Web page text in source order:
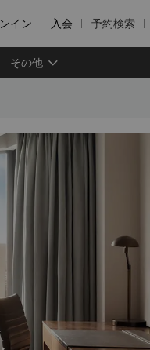
イン 入会 予約検索
その他